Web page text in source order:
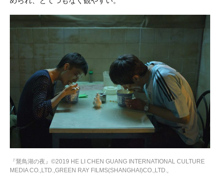
『鵞鳥湖の夜』©2019 HE LI CHEN GUANG INTERNATIONAL CULTURE
MEDIA CO.,LTD.,GREEN RAY FILMS(SHANGHAI)CO.,LTD.,